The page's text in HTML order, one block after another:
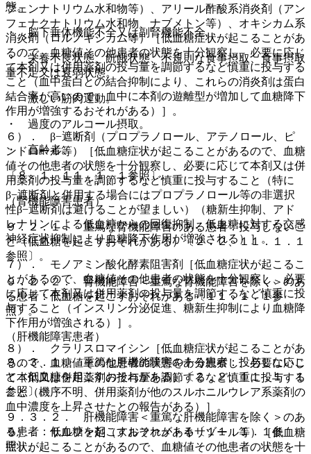
フェンナトリウム水和物等）、アリール酢酸系消炎剤（アン
フェナクナトリウム水和物、ナブメトン等）、オキシカム系
消炎剤（ロルノキシカム等）［低血糖症状が起こることがあ
るので、血糖値その他患者の状態を十分観察し、必要に応じ
て本剤又は併用薬剤の投与量を調節するなど慎重に投与する
こと（血中蛋白との結合抑制により、これらの消炎剤は蛋白
結合率が高いので、血中に本剤の遊離型が増加して血糖降下
作用が増強するおそれがある）］。
６）． β−遮断剤（プロプラノロール、アテノロール、ピ
ンドロール等）［低血糖症状が起こることがあるので、血糖
値その他患者の状態を十分観察し、必要に応じて本剤又は併
用薬剤の投与量を調節するなど慎重に投与すること（特に
β−遮断剤と併用する場合にはプロプラノロール等の非選択
性β−遮断剤は避けることが望ましい）（糖新生抑制、アド
レナリンによる低血糖からの回復抑制、低血糖に対する交感
神経症状抑制により血糖降下作用が増強される）］。
７）． モノアミン酸化酵素阻害剤［低血糖症状が起こるこ
とがあるので、血糖値その他患者の状態を十分観察し、必要
に応じて本剤又は併用薬剤の投与量を調節するなど慎重に投
与すること（インスリン分泌促進、糖新生抑制により血糖降
下作用が増強される）］。
８）． クラリスロマイシン［低血糖症状が起こることがあ
るので、血糖値その他患者の状態を十分観察し、必要に応じ
て本剤又は併用薬剤の投与量を調節するなど慎重に投与する
こと（機序不明、併用薬剤が他のスルホニルウレア系薬剤の
血中濃度を上昇させたとの報告がある）］。
９）． サルファ剤（スルファメトキサゾール等）［低血糖
症状が起こることがあるので、血糖値その他患者の状態を十
態。
・ 脳下垂体機能不全又は副腎機能不全。
・ 栄養不良状態、飢餓状態、不規則な食事摂取、食事摂取
量不足又は衰弱状態。
・ 激しい筋肉運動。
・ 過度のアルコール摂取。
・ 高齢者。
〔８．１、１１．１．１参照〕。
（腎機能障害患者）
９．２．１． 重篤な腎機能障害のある患者：投与しないこ
と（低血糖を起こすおそれがある）〔２．２、１１．１．１
参照〕。
９．２．２． 腎機能障害＜重篤な腎機能障害を除く＞のあ
る患者：低血糖を起こすおそれがある〔１１．１．１参
照〕。
（肝機能障害患者）
９．３．１． 重篤な肝機能障害のある患者：投与しないこ
と（低血糖を起こすおそれがある）〔２．２、１１．１．１
参照〕。
９．３．２． 肝機能障害＜重篤な肝機能障害を除く＞のあ
る患者：低血糖を起こすおそれがある〔１１．１．１参
照〕。